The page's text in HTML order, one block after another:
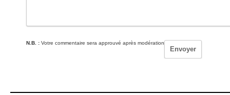
N.B. : Votre commentaire sera approuvé après modération